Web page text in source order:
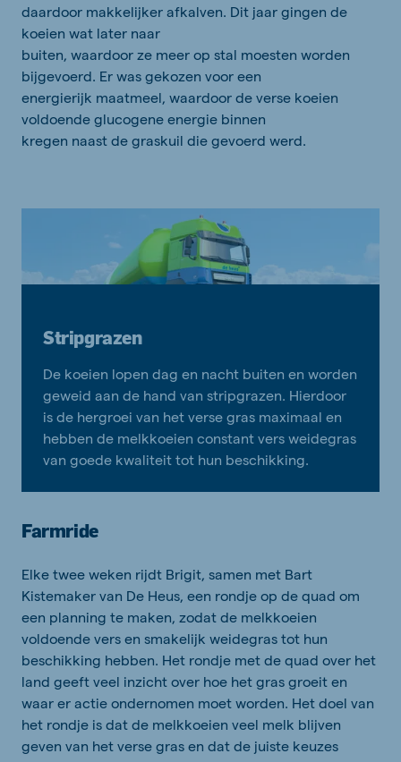
daardoor makkelijker afkalven. Dit jaar gingen de
koeien wat later naar
buiten, waardoor ze meer op stal moesten worden
bijgevoerd. Er was gekozen voor een
energierijk maatmeel, waardoor de verse koeien
voldoende glucogene energie binnen
kregen naast de graskuil die gevoerd werd.
Stripgrazen
De koeien lopen dag en nacht buiten en worden
geweid aan de hand van stripgrazen. Hierdoor
is de hergroei van het verse gras maximaal en
hebben de melkkoeien constant vers weidegras
van goede kwaliteit tot hun beschikking.
Farmride
Elke twee weken rijdt Brigit, samen met Bart
Kistemaker van De Heus, een rondje op de quad om
een planning te maken, zodat de melkkoeien
voldoende vers en smakelijk weidegras tot hun
beschikking hebben. Het rondje met de quad over het
land geeft veel inzicht over hoe het gras groeit en
waar er actie ondernomen moet worden. Het doel van
het rondje is dat de melkkoeien veel melk blijven
geven van het verse gras en dat de juiste keuzes